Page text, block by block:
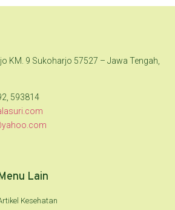
KM. 9 Sukoharjo 57527 – Jawa Tengah,
593814
Lain
Kesehatan